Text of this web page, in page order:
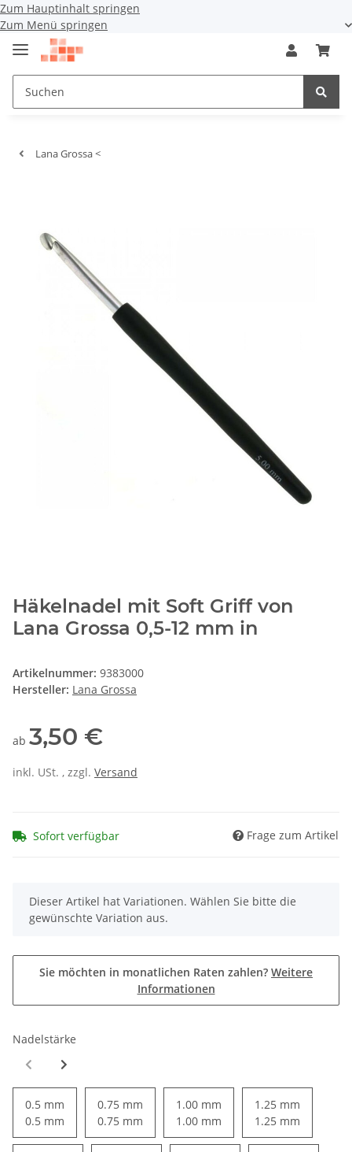
Zum Hauptinhalt springen
Zum Menü springen
Lana Grossa <
Häkelnadel mit Soft Griff von
Lana Grossa 0,5-12 mm in
Artikelnummer: 9383000
Hersteller: Lana Grossa
ab 3,50 €
inkl. USt. , zzgl. Versand
Sofort verfügbar Frage zum Artikel
x
Dieser Artikel hat Variationen. Wählen Sie bitte die
gewünschte Variation aus.
Sie möchten in monatlichen Raten zahlen? Weitere
Informationen
Nadelstärke
0.5 mm
0.5 mm
0.75 mm
0.75 mm
1.00 mm
1.00 mm
1.25 mm
1.25 mm